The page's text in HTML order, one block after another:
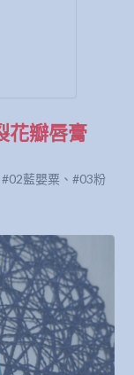
花瓣唇膏
藍嬰粟、#03粉